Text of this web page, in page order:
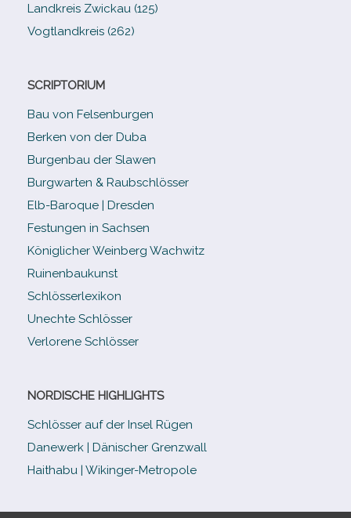
Landkreis Zwickau (125)
Vogtlandkreis (262)
SCRIPTORIUM
Bau von Felsenburgen
Berken von der Duba
Burgenbau der Slawen
Burgwarten & Raubschlösser
Elb-​Baroque | Dresden
Festungen in Sachsen
Königlicher Weinberg Wachwitz
Ruinenbaukunst
Schlösserlexikon
Unechte Schlösser
Verlorene Schlösser
NORDISCHE HIGHLIGHTS
Schlösser auf der Insel Rügen
Danewerk | Dänischer Grenzwall
Haithabu | Wikinger-Metropole